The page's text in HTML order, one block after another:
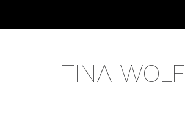
TINA WOLF